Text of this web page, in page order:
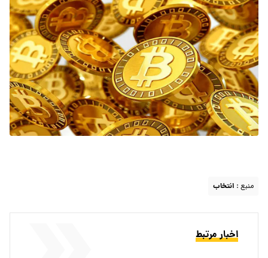
منبع : انتخاب
اخبار مرتبط